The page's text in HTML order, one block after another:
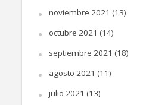
noviembre 2021 (13)
octubre 2021 (14)
septiembre 2021 (18)
agosto 2021 (11)
julio 2021 (13)